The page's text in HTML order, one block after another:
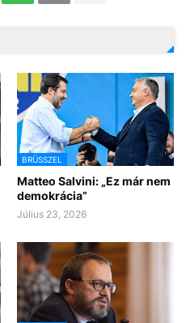
BRÜSSZEL
Matteo Salvini: „Ez már nem
demokrácia”
Július 23, 2026